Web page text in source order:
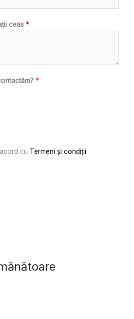
ceas*
*
cu Termeni și condiții